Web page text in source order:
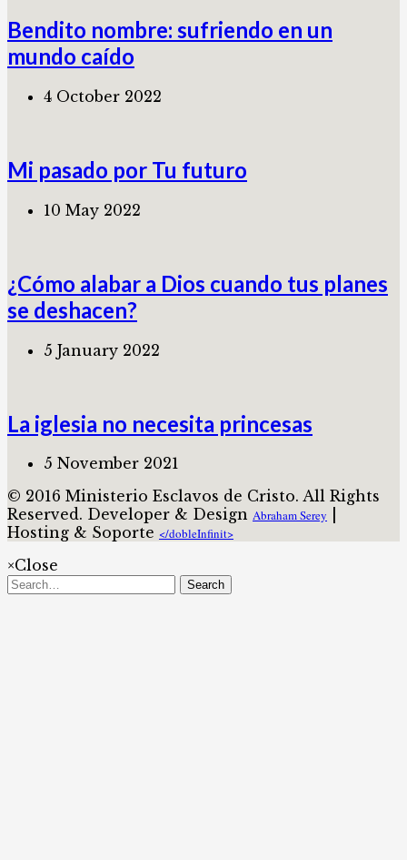
Bendito nombre: sufriendo en un
mundo caído
4 October 2022
Mi pasado por Tu futuro
10 May 2022
¿Cómo alabar a Dios cuando tus planes
se deshacen?
5 January 2022
La iglesia no necesita princesas
5 November 2021
© 2016 Ministerio Esclavos de Cristo. All Rights
Reserved. Developer & Design Abraham Serey
Hosting & Soporte </dobleInfinit>​
×Close
Search